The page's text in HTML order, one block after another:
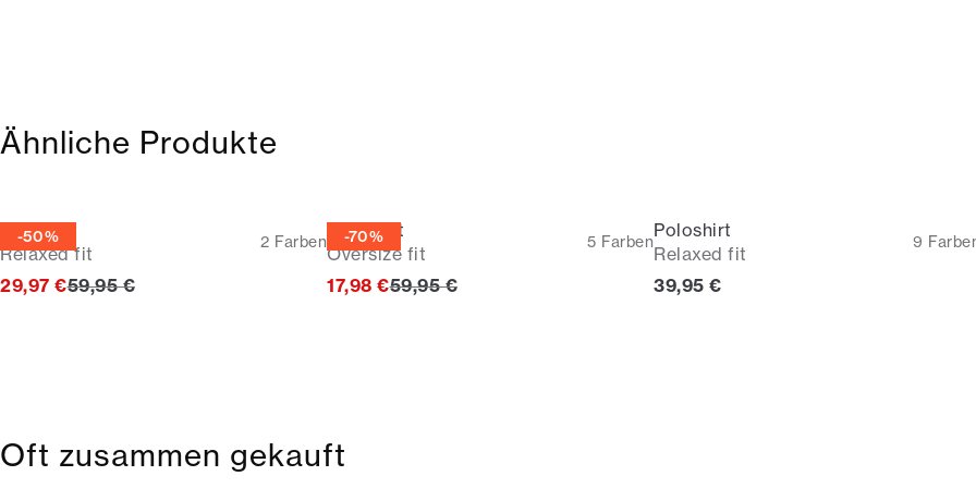
Ähnliche Produkte
-50%
Poloshirt
Relaxed fit
2 Farben
29,97 €Ursprünglicher Preis
59,95 €
-70%
Poloshirt
Oversize fit
5 Farben
17,98 €Ursprünglicher Preis
59,95 €
Poloshirt
Relaxed fit
9
Preis
39,95 €
Oft zusammen gekauft